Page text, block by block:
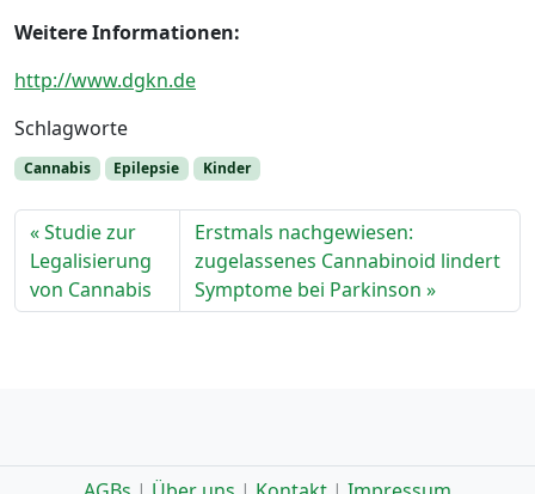
Weitere Informationen:
http://www.dgkn.de
Schlagworte
Cannabis Epilepsie Kinder
Studie zur
Legalisierung
von Cannabis
Erstmals nachgewiesen:
zugelassenes Cannabinoid lindert
Symptome bei Parkinson